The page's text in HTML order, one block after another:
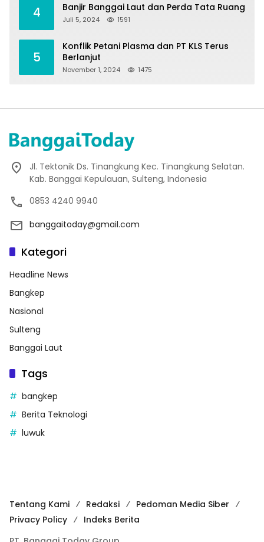
4 Banjir Banggai Laut dan Perda Tata Ruang
Juli 5, 2024 1591
5
Konflik Petani Plasma dan PT KLS Terus
Berlanjut
November 1, 2024 1475
Jl. Tektonik Ds. Tinangkung Kec. Tinangkung Selatan.
Kab. Banggai Kepulauan, Sulteng, Indonesia
0853 4240 9940
banggaitoday@gmail.com
Kategori
Headline News
Bangkep
Nasional
Sulteng
Banggai Laut
Tags
bangkep
Berita Teknologi
luwuk
Tentang Kami Redaksi
Pedoman Media Siber
Privacy Policy
Indeks Berita